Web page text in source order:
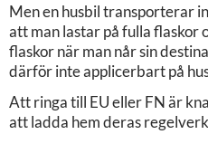
Men en husbil transporterar
att man lastar på fulla flaskor
flaskor när man når sin
därför inte applicerbart på
Att ringa till EU eller FN är
att ladda hem deras